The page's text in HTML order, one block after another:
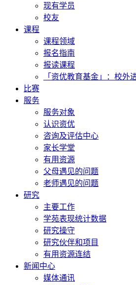
现有学员
校友
课程
课程领域
报名指南
报读课程
「资优教育基金」：校外
比赛
服务
服务对象
认识资优
咨询及评估中心
家长学堂
有用资源
父母遇见的问题
老师遇见的问题
研究
主要工作
学苑表现统计数据
研究操守
研究伙伴和项目
有用资源连结
新闻中心
媒体通讯